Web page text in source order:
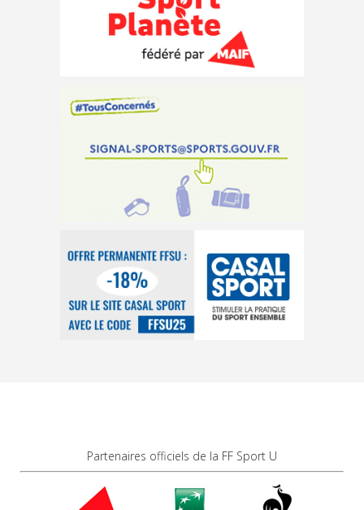
Partenaires officiels de la FF Sport U